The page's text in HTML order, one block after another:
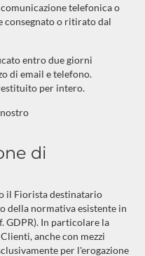
telefonica o
consegnato o ritirato dal
entro due giorni
di email e telefono.
per intero.
di
il Fiorista destinatario
della normativa esistente in
GDPR). In particolare la
anche con mezzi
per l'erogazione